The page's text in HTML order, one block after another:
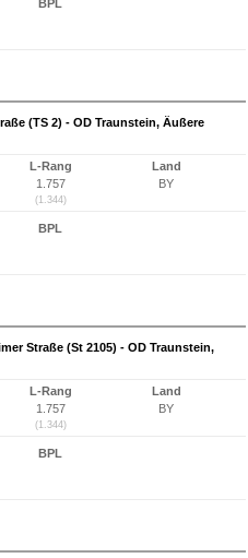
BPL
(TS 2) - OD Traunstein, Äußere
L-Rang
1.757
(1.344)
Land
BY
BPL
Straße (St 2105) - OD Traunstein,
L-Rang
1.757
(1.344)
Land
BY
BPL